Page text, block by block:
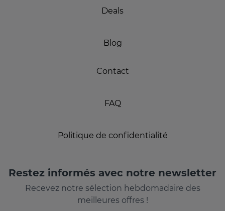
Deals
Blog
Contact
FAQ
Politique de confidentialité
Restez informés avec notre newsletter
Recevez notre sélection hebdomadaire des
meilleures offres !